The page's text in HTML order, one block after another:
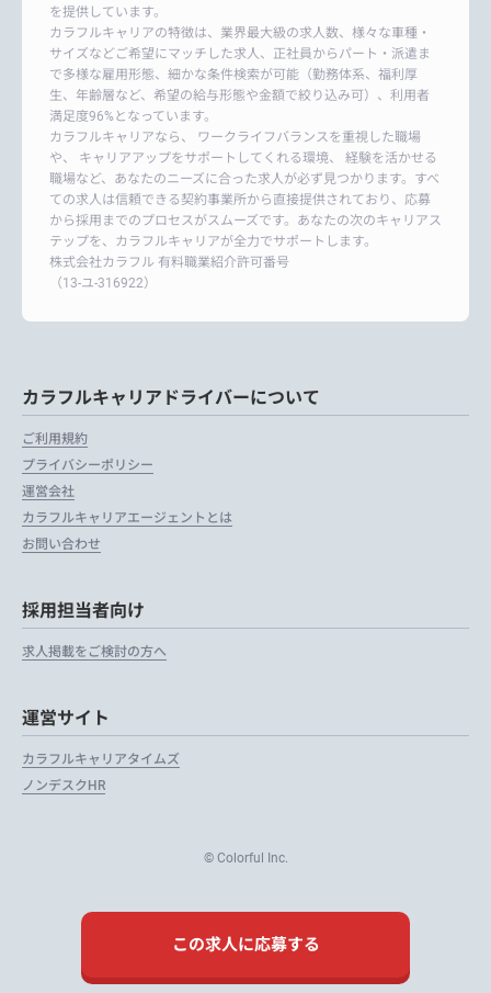
この求人に応募する
を提供しています。
カラフルキャリアの特徴は、業界最大級の求人数、様々な車種・
サイズなどご希望にマッチした求人、正社員からパート・派遣ま
で多様な雇用形態、細かな条件検索が可能（勤務体系、福利厚
生、年齢層など、希望の給与形態や金額で絞り込み可）、利用者
満足度96%となっています。
カラフルキャリアなら、 ワークライフバランスを重視した職場
や、 キャリアアップをサポートしてくれる環境、 経験を活かせる
職場など、あなたのニーズに合った求人が必ず見つかります。すべ
ての求人は信頼できる契約事業所から直接提供されており、応募
から採用までのプロセスがスムーズです。あなたの次のキャリアス
テップを、カラフルキャリアが全力でサポートします。
株式会社カラフル 有料職業紹介許可番号
（13-ユ-316922）
カラフルキャリアドライバーについて
ご利用規約
プライバシーポリシー
運営会社
カラフルキャリアエージェントとは
お問い合わせ
採用担当者向け
求人掲載をご検討の方へ
運営サイト
カラフルキャリアタイムズ
ノンデスクHR
© Colorful Inc.